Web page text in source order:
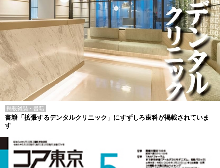
掲載雑誌・書籍
書籍「拡張するデンタルクリニック」にすずしろ歯科が掲載されていま
す